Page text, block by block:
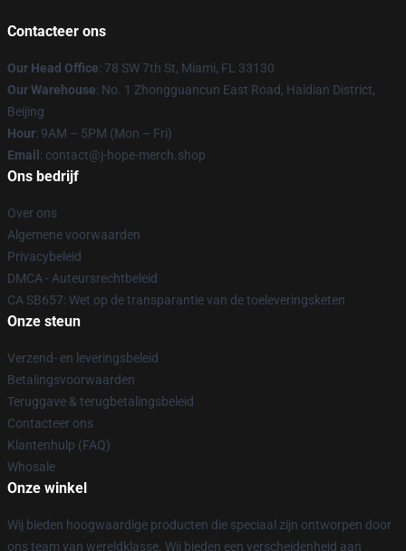
Contacteer ons
Our Head Office: 78 SW 7th St, Miami, FL 33130
Our Warehouse: No. 1 Zhongguancun East Road, Haidian District,
Beijing
Hour: 9AM – 5PM (Mon – Fri)
Email : contact@j-hope-merch.shop
Ons bedrijf
Over ons
Algemene voorwaarden
Privacybeleid
DMCA - Auteursrechtbeleid
CA SB657: Wet op de transparantie van de toeleveringsketen
Onze steun
Verzend- en leveringsbeleid
Betalingsvoorwaarden
Teruggave & terugbetalingsbeleid
Contacteer ons
Klantenhulp (FAQ)
Whosale
Onze winkel
Wij bieden hoogwaardige producten die speciaal zijn ontworpen door
ons team van wereldklasse. Wij bieden een verscheidenheid aan